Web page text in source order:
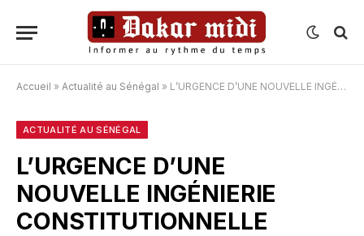
Accueil » Actualité au Sénégal » L’URGENCE D’UNE NOUVELLE INGÉNIERIE CONSTITUTIONNELLE
ACTUALITÉ AU SÉNÉGAL
L’URGENCE D’UNE
NOUVELLE INGÉNIERIE
CONSTITUTIONNELLE